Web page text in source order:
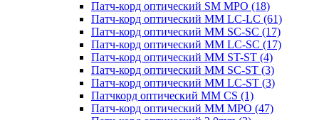
Патч-корд оптический SM MPO (18)
Патч-корд оптический MM LC-LC (61)
Патч-корд оптический MM SC-SC (17)
Патч-корд оптический MM LC-SC (17)
Патч-корд оптический MM ST-ST (4)
Патч-корд оптический MM SC-ST (3)
Патч-корд оптический MM LC-ST (3)
Патчкорд оптический MM CS (1)
Патч-корд оптический MM MPO (47)